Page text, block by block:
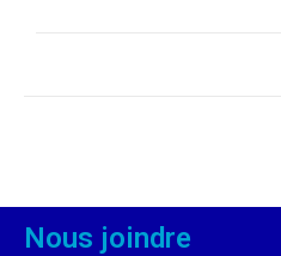
Nous joindre